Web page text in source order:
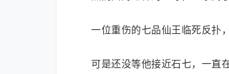
一位重伤的七品仙王临死反扑
可是还没等他接近石七，一直